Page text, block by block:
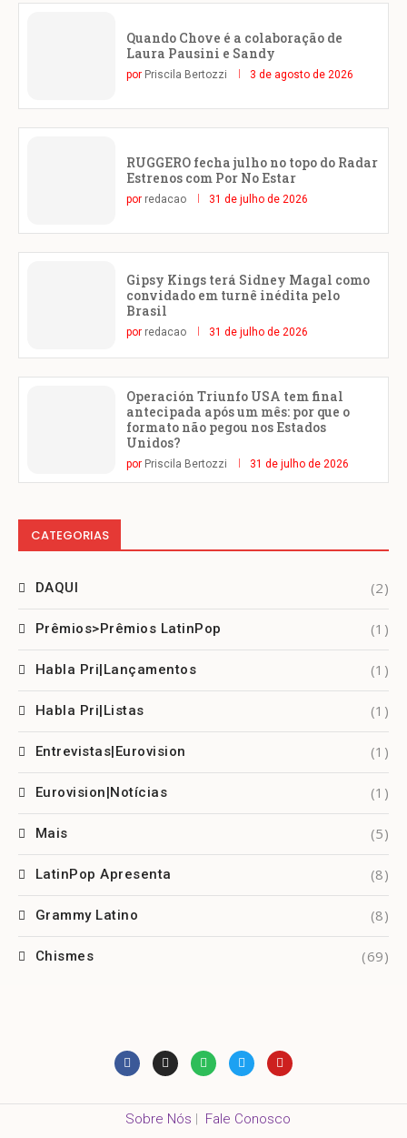
Quando Chove é a colaboração de
Laura Pausini e Sandy
por Priscila Bertozzi 3 de agosto de 2026
RUGGERO fecha julho no topo do Radar
Estrenos com Por No Estar
por redacao 31 de julho de 2026
Gipsy Kings terá Sidney Magal como
convidado em turnê inédita pelo
Brasil
por redacao 31 de julho de 2026
Operación Triunfo USA tem final
antecipada após um mês: por que o
formato não pegou nos Estados
Unidos?
por Priscila Bertozzi 31 de julho de 2026
CATEGORIAS
DAQUI (2)
Prêmios>Prêmios LatinPop (1)
Habla Pri|Lançamentos (1)
Habla Pri|Listas (1)
Entrevistas|Eurovision (1)
Eurovision|Notícias (1)
Mais (5)
LatinPop Apresenta (8)
Grammy Latino (8)
Chismes (69)
Sobre Nós | Fale Conosco